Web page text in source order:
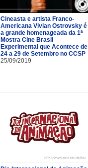
Cineasta e artista Franco-
Americana Vivian Ostrovsky é
a grande homenageada da 1ª
Mostra Cine Brasil
Experimental que Acontece de
24 a 29 de Setembro no CCSP
25/09/2019